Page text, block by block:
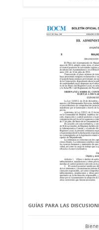
GUÍAS PARA LAS